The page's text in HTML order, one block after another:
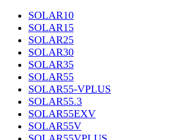
SOLAR10
SOLAR15
SOLAR25
SOLAR30
SOLAR35
SOLAR55
SOLAR55-VPLUS
SOLAR55.3
SOLAR55EXV
SOLAR55V